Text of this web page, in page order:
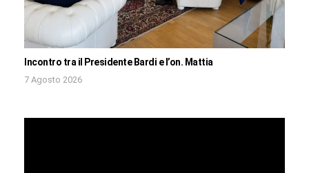
Incontro tra il Presidente Bardi e l’on. Mattia
7 Agosto 2026